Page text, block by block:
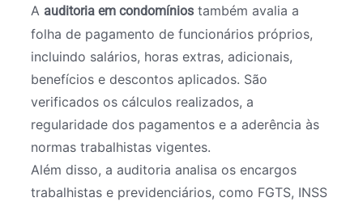
A auditoria em condomínios também avalia a
folha de pagamento de funcionários próprios,
incluindo salários, horas extras, adicionais,
benefícios e descontos aplicados. São
verificados os cálculos realizados, a
regularidade dos pagamentos e a aderência às
normas trabalhistas vigentes.
Além disso, a auditoria analisa os encargos
trabalhistas e previdenciários, como FGTS, INSS